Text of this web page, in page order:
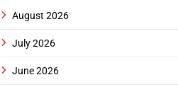
August 2026
July 2026
June 2026